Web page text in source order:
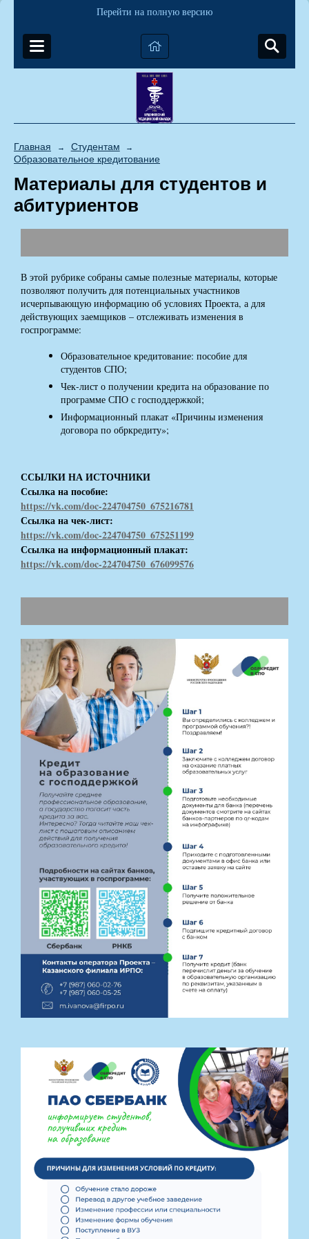
Перейти на полную версию
Главная → Студентам →
Образовательное кредитование
Материалы для студентов и
абитуриентов
В этой рубрике собраны самые полезные материалы, которые
позволяют получить для потенциальных участников
исчерпывающую информацию об условиях Проекта, а для
действующих заемщиков – отслеживать изменения в
госпрограмме:
Образовательное кредитование: пособие для
студентов СПО;
Чек-лист о получении кредита на образование по
программе СПО с господдержкой;
Информационный плакат «Причины изменения
договора по обркредиту»;
ССЫЛКИ НА ИСТОЧНИКИ
Ссылка на пособие:
https://vk.com/doc-224704750_675216781
Ссылка на чек-лист:
https://vk.com/doc-224704750_675251199
Ссылка на информационный плакат:
https://vk.com/doc-224704750_676099576